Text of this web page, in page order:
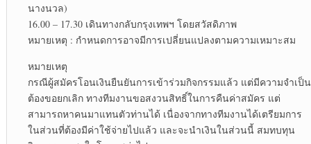
นางนวล)
16.00 – 17.30 เดินทางกลับกรุงเทพฯ โดยสวัสดิภาพ
หมายเหตุ : กำหนดการอาจมีการเปลี่ยนแปลงตามความเหมาะสม
หมายเหตุ
กรณีผู้สมัครโอนเงินยืนยันการเข้าร่วมกิจกรรมแล้ว แต่มีความจำเป็น
ต้องขอยกเลิก ทางทีมงานขอสงวนสิทธิ์ในการคืนค่าสมัคร แต่
สามารถหาคนมาแทนตัวท่านได้ เนื่องจากทางทีมงานได้เตรียมการ
ในส่วนที่ต้องมีค่าใช้จ่ายไปแล้ว และจะนำเงินในส่วนนี้ สมทบทุน